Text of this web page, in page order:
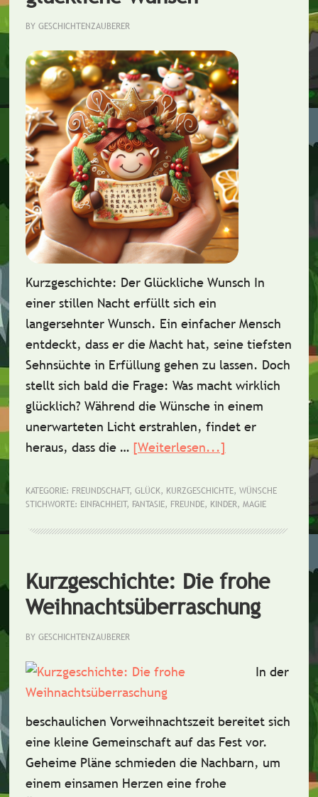
BY GESCHICHTENZAUBERER
Kurzgeschichte: Der Glückliche Wunsch In
einer stillen Nacht erfüllt sich ein
langersehnter Wunsch. Ein einfacher Mensch
entdeckt, dass er die Macht hat, seine tiefsten
Sehnsüchte in Erfüllung gehen zu lassen. Doch
stellt sich bald die Frage: Was macht wirklich
glücklich? Während die Wünsche in einem
unerwarteten Licht erstrahlen, findet er
heraus, dass die … [Weiterlesen...]
glückliche
Wunsch
KATEGORIE: FREUNDSCHAFT, GLÜCK, KURZGESCHICHTE, WÜNSCHE
STICHWORTE: EINFACHHEIT, FANTASIE, FREUNDE, KINDER, MAGIE
Kurzgeschichte: Die frohe
Weihnachtsüberraschung
BY GESCHICHTENZAUBERER
In der
beschaulichen Vorweihnachtszeit bereitet sich
eine kleine Gemeinschaft auf das Fest vor.
Geheime Pläne schmieden die Nachbarn, um
einem einsamen Herzen eine frohe